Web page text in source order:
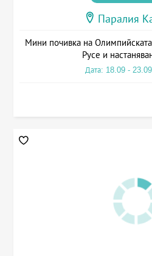
Паралия
Мини почивка на
Русе и
Дата: 18.09 - 23.09